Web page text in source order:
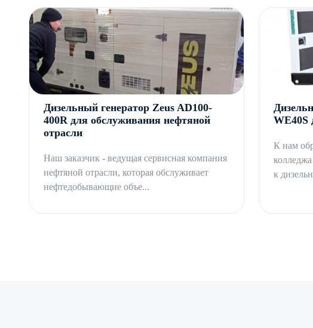
Дизельный генератор Zeus AD100-
400R для обслуживания нефтяной
отрасли
Наш заказчик - ведущая сервисная компания
нефтяной отрасли, которая обслуживает
нефтедобывающие объе...
WE40S
К нам
к